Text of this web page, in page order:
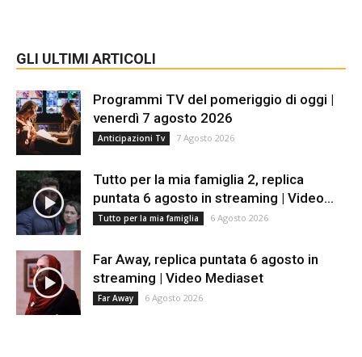
GLI ULTIMI ARTICOLI
Programmi TV del pomeriggio di oggi |
venerdì 7 agosto 2026
Anticipazioni Tv 7 Agosto 2026
Tutto per la mia famiglia 2, replica
puntata 6 agosto in streaming | Video...
Tutto per la mia famiglia 6 Agosto 2026
Far Away, replica puntata 6 agosto in
streaming | Video Mediaset
Far Away 6 Agosto 2026